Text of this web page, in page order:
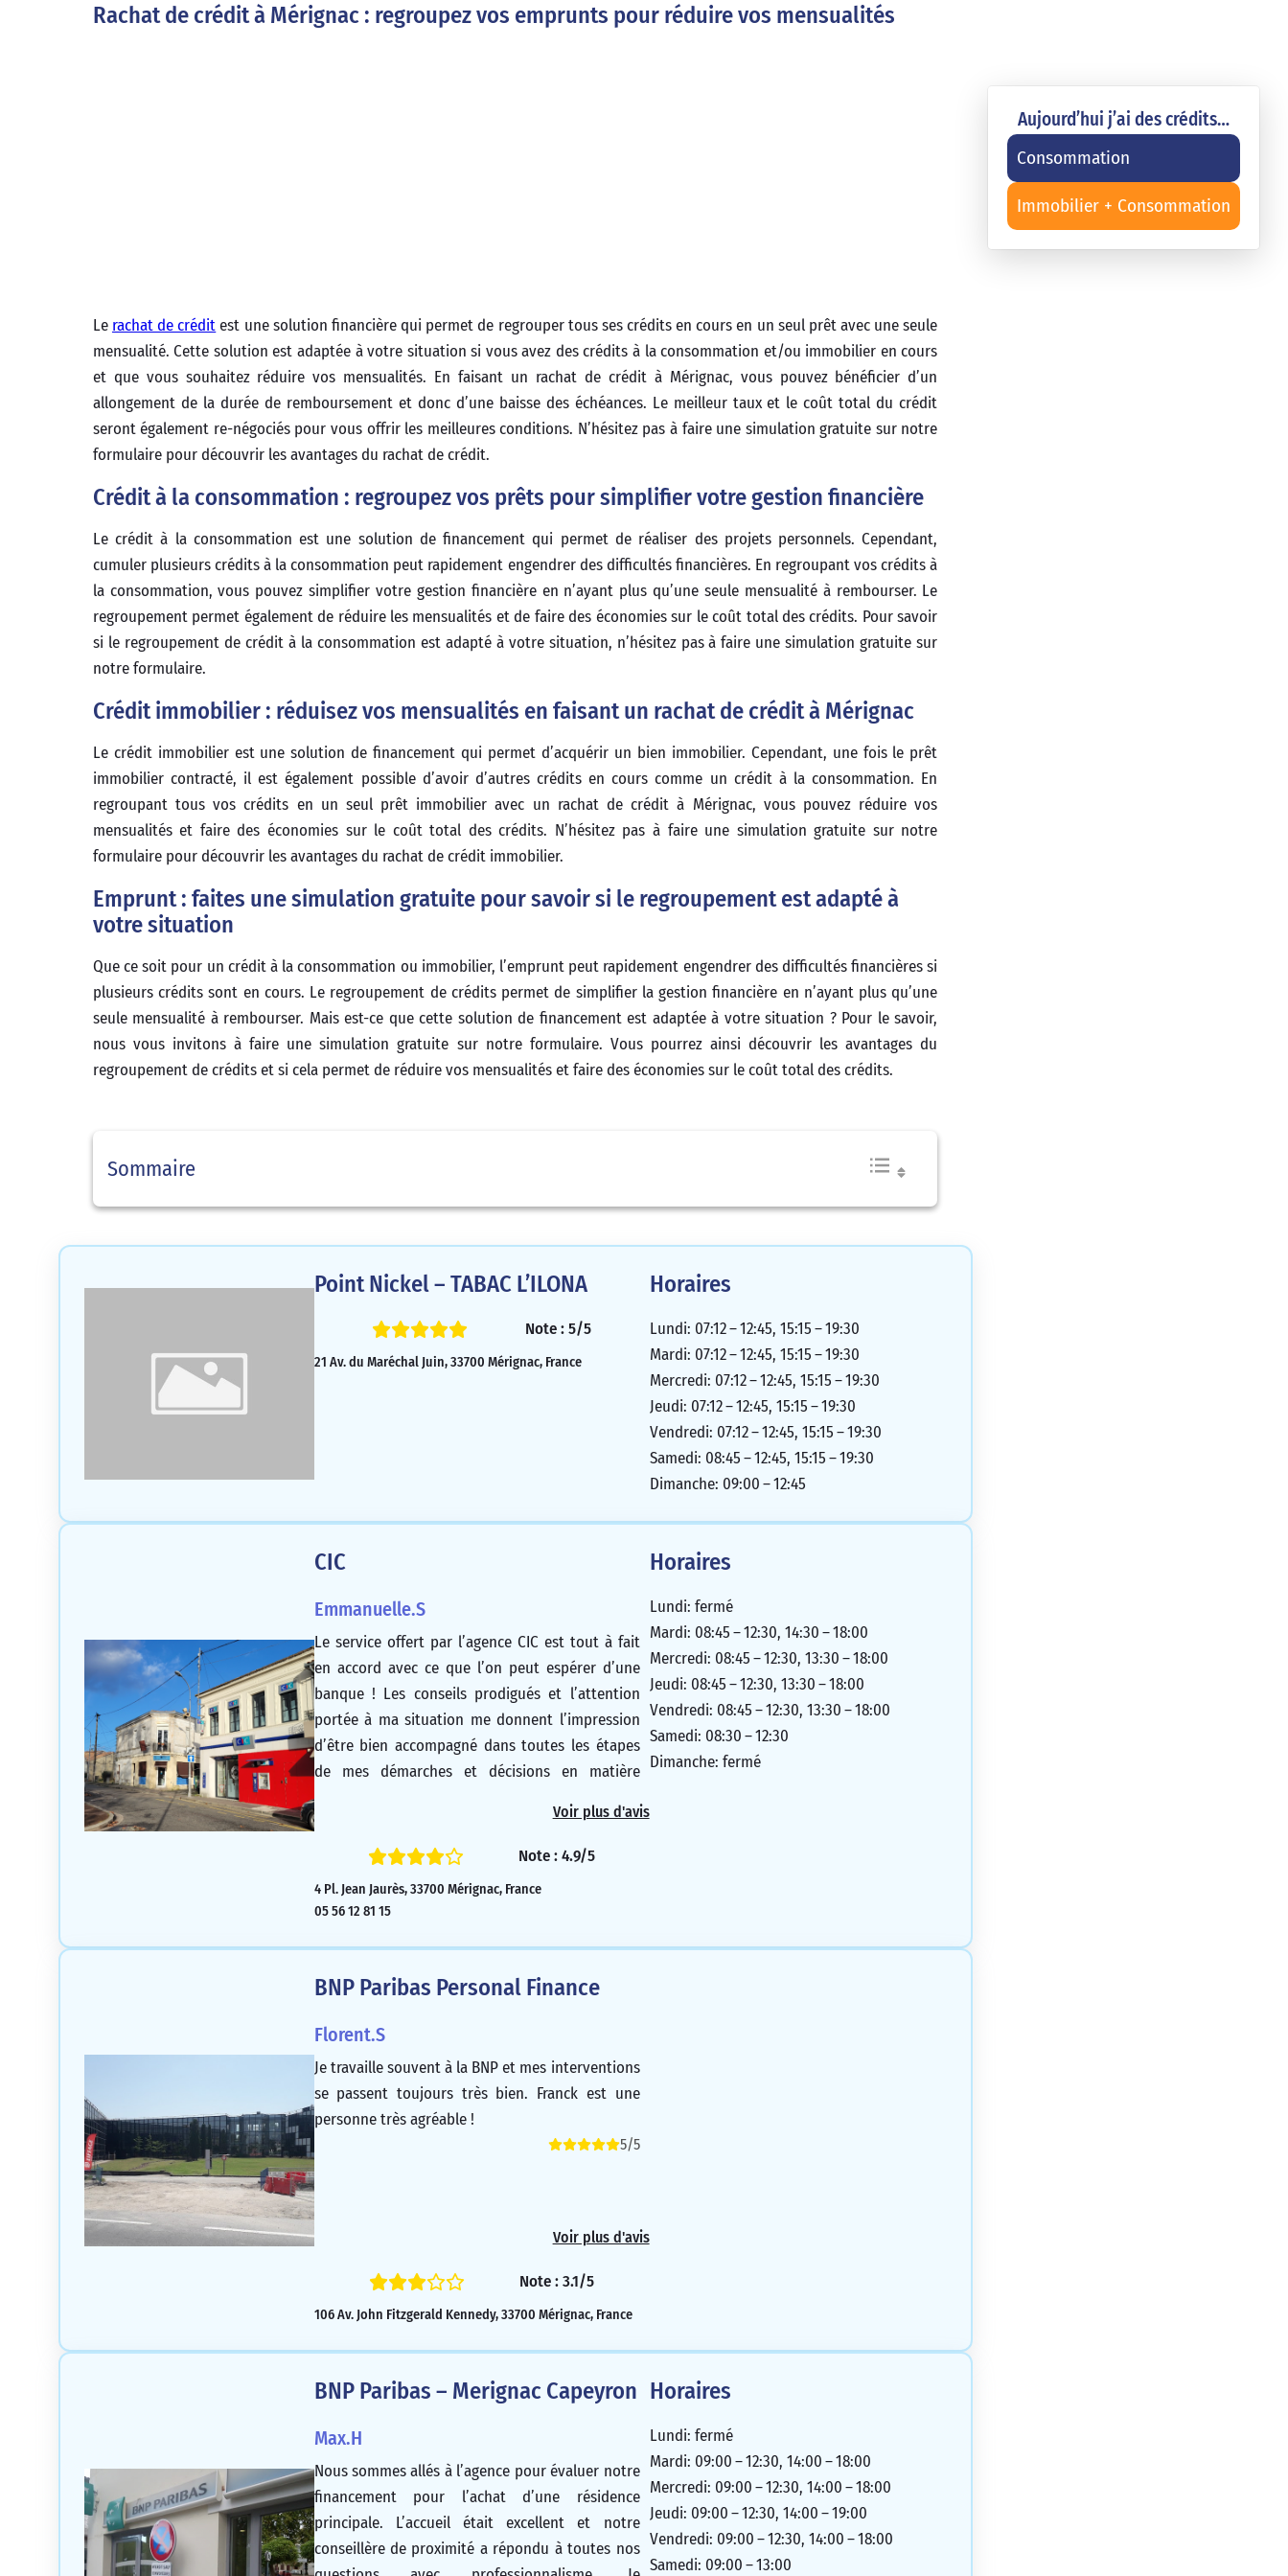
Aujourd’hui j’ai des crédits…
Consommation
Immobilier + Consommation
Rachat de crédit à Mérignac : regroupez vos emprunts pour réduire vos mensualités
Le rachat de crédit est une solution financière qui permet de regrouper tous ses crédits en cours en un seul prêt avec une seule
mensualité. Cette solution est adaptée à votre situation si vous avez des crédits à la consommation et/ou immobilier en cours
et que vous souhaitez réduire vos mensualités. En faisant un rachat de crédit à Mérignac, vous pouvez bénéficier d’un
allongement de la durée de remboursement et donc d’une baisse des échéances. Le meilleur taux et le coût total du crédit
seront également re-négociés pour vous offrir les meilleures conditions. N’hésitez pas à faire une simulation gratuite sur notre
formulaire pour découvrir les avantages du rachat de crédit.
Crédit à la consommation : regroupez vos prêts pour simplifier votre gestion financière
Le crédit à la consommation est une solution de financement qui permet de réaliser des projets personnels. Cependant,
cumuler plusieurs crédits à la consommation peut rapidement engendrer des difficultés financières. En regroupant vos crédits à
la consommation, vous pouvez simplifier votre gestion financière en n’ayant plus qu’une seule mensualité à rembourser. Le
regroupement permet également de réduire les mensualités et de faire des économies sur le coût total des crédits. Pour savoir
si le regroupement de crédit à la consommation est adapté à votre situation, n’hésitez pas à faire une simulation gratuite sur
notre formulaire.
Crédit immobilier : réduisez vos mensualités en faisant un rachat de crédit à Mérignac
Le crédit immobilier est une solution de financement qui permet d’acquérir un bien immobilier. Cependant, une fois le prêt
immobilier contracté, il est également possible d’avoir d’autres crédits en cours comme un crédit à la consommation. En
regroupant tous vos crédits en un seul prêt immobilier avec un rachat de crédit à Mérignac, vous pouvez réduire vos
mensualités et faire des économies sur le coût total des crédits. N’hésitez pas à faire une simulation gratuite sur notre
formulaire pour découvrir les avantages du rachat de crédit immobilier.
Emprunt : faites une simulation gratuite pour savoir si le regroupement est adapté à
votre situation
Que ce soit pour un crédit à la consommation ou immobilier, l’emprunt peut rapidement engendrer des difficultés financières si
plusieurs crédits sont en cours. Le regroupement de crédits permet de simplifier la gestion financière en n’ayant plus qu’une
seule mensualité à rembourser. Mais est-ce que cette solution de financement est adaptée à votre situation ? Pour le savoir,
nous vous invitons à faire une simulation gratuite sur notre formulaire. Vous pourrez ainsi découvrir les avantages du
regroupement de crédits et si cela permet de réduire vos mensualités et faire des économies sur le coût total des crédits.
Sommaire
Point Nickel – TABAC L’ILONA
Note : 5/5
21 Av. du Maréchal Juin, 33700 Mérignac, France
Horaires
Lundi: 07:12 – 12:45, 15:15 – 19:30
Mardi: 07:12 – 12:45, 15:15 – 19:30
Mercredi: 07:12 – 12:45, 15:15 – 19:30
Jeudi: 07:12 – 12:45, 15:15 – 19:30
Vendredi: 07:12 – 12:45, 15:15 – 19:30
Samedi: 08:45 – 12:45, 15:15 – 19:30
Dimanche: 09:00 – 12:45
CIC
Emmanuelle.S
Le service offert par l’agence CIC est tout à fait
en accord avec ce que l’on peut espérer d’une
banque ! Les conseils prodigués et l’attention
portée à ma situation me donnent l’impression
d’être bien accompagné dans toutes les étapes
de mes démarches et décisions en matière
d’assurance et de prévisions. L’équipe de
l’agence est à féliciter pour sa capacité à
s’adapter aux évolutions du contexte et aux
professionnalisme et amabilité.
Voir plus d'avis
Note : 4.9/5
4 Pl. Jean Jaurès, 33700 Mérignac, France
05 56 12 81 15
Horaires
Lundi: fermé
Mardi: 08:45 – 12:30, 14:30 – 18:00
Mercredi: 08:45 – 12:30, 13:30 – 18:00
Jeudi: 08:45 – 12:30, 13:30 – 18:00
Vendredi: 08:45 – 12:30, 13:30 – 18:00
Samedi: 08:30 – 12:30
Dimanche: fermé
BNP Paribas Personal Finance
Florent.S
Je travaille souvent à la BNP et mes interventions
se passent toujours très bien. Franck est une
personne très agréable !
5/5
Voir plus d'avis
Note : 3.1/5
106 Av. John Fitzgerald Kennedy, 33700 Mérignac, France
BNP Paribas – Merignac Capeyron
Max.H
Nous sommes allés à l’agence pour évaluer notre
financement pour l’achat d’une résidence
principale. L’accueil était excellent et notre
conseillère de proximité a répondu à toutes nos
Horaires
Lundi: fermé
Mardi: 09:00 – 12:30, 14:00 – 18:00
Mercredi: 09:00 – 12:30, 14:00 – 18:00
Jeudi: 09:00 – 12:30, 14:00 – 19:00
Vendredi: 09:00 – 12:30, 14:00 – 18:00
Samedi: 09:00 – 13:00